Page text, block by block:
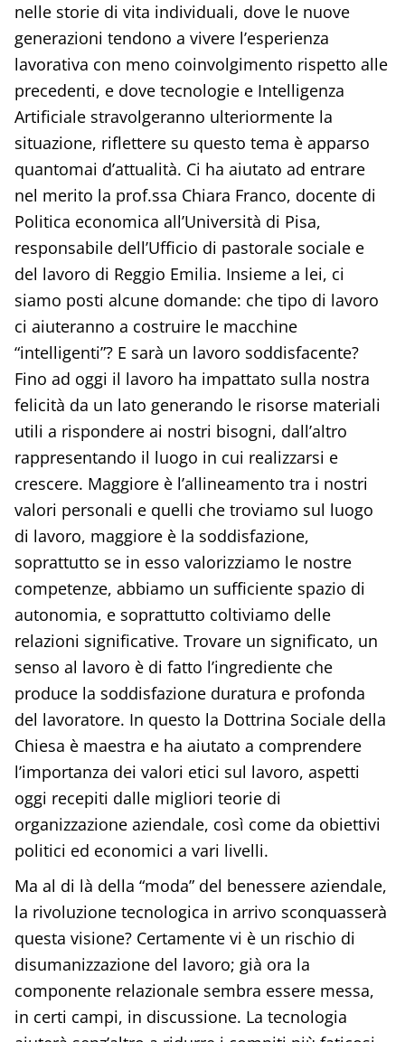
nelle storie di vita individuali, dove le nuove
generazioni tendono a vivere l’esperienza
lavorativa con meno coinvolgimento rispetto alle
precedenti, e dove tecnologie e Intelligenza
Artificiale stravolgeranno ulteriormente la
situazione, riflettere su questo tema è apparso
quantomai d’attualità. Ci ha aiutato ad entrare
nel merito la prof.ssa Chiara Franco, docente di
Politica economica all’Università di Pisa,
responsabile dell’Ufficio di pastorale sociale e
del lavoro di Reggio Emilia. Insieme a lei, ci
siamo posti alcune domande: che tipo di lavoro
ci aiuteranno a costruire le macchine
“intelligenti”? E sarà un lavoro soddisfacente?
Fino ad oggi il lavoro ha impattato sulla nostra
felicità da un lato generando le risorse materiali
utili a rispondere ai nostri bisogni, dall’altro
rappresentando il luogo in cui realizzarsi e
crescere. Maggiore è l’allineamento tra i nostri
valori personali e quelli che troviamo sul luogo
di lavoro, maggiore è la soddisfazione,
soprattutto se in esso valorizziamo le nostre
competenze, abbiamo un sufficiente spazio di
autonomia, e soprattutto coltiviamo delle
relazioni significative. Trovare un significato, un
senso al lavoro è di fatto l’ingrediente che
produce la soddisfazione duratura e profonda
del lavoratore. In questo la Dottrina Sociale della
Chiesa è maestra e ha aiutato a comprendere
l’importanza dei valori etici sul lavoro, aspetti
oggi recepiti dalle migliori teorie di
organizzazione aziendale, così come da obiettivi
politici ed economici a vari livelli.
Ma al di là della “moda” del benessere aziendale,
la rivoluzione tecnologica in arrivo sconquasserà
questa visione? Certamente vi è un rischio di
disumanizzazione del lavoro; già ora la
componente relazionale sembra essere messa,
in certi campi, in discussione. La tecnologia